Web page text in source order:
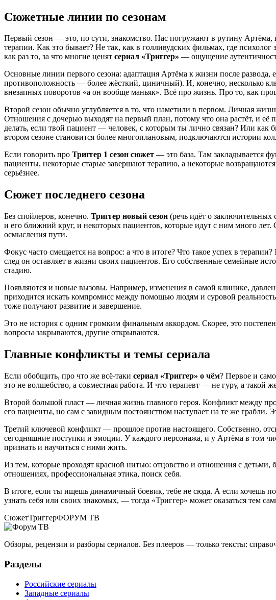
Сюжетные линии по сезонам
Первый сезон — это, по сути, знакомство. Нас погружают в рутину
терапии. Как это бывает? Не так, как в голливудских фильмах, где
как раз то, за что многие ценят сериал «Триггер» — ощущение
Основные линии первого сезона: адаптация Артёма к жизни после
противоположность — более жёсткий, циничный). И, конечно, несколько
внезапных поворотов «а он вообще маньяк». Всё про жизнь. Про то, как
Второй сезон обычно углубляется в то, что наметили в первом. Личная
Отношения с дочерью выходят на первый план, потому что она растёт, и
делать, если твой пациент — человек, с которым ты лично связан? Или
втором сезоне становится более многоплановым, подключаются истории
Если говорить про Триггер 1 сезон сюжет — это база. Там закладывается
пациенты, некоторые старые завершают терапию, а некоторые
серьёзнее.
Сюжет последнего сезона
Без спойлеров, конечно. Триггер новый сезон (речь идёт о
и его ближний круг, и некоторых пациентов, которые идут с ним много
осмысления пути.
Фокус часто смещается на вопрос: а что в итоге? Что такое успех в
след он оставляет в жизни своих пациентов. Его собственные семейные
стадию.
Появляются и новые вызовы. Например, изменения в самой клинике,
приходится искать компромисс между помощью людям и суровой
тоже получают развитие и завершение.
Это не история с одним громким финальным аккордом. Скорее, это
вопросы закрываются, другие открываются.
Главные конфликты и темы сериала
Если обобщить, про что же всё-таки сериал «Триггер» о чём? Первое и
это не волшебство, а совместная работа. И что терапевт — не гуру, а такой
Второй большой пласт — личная жизнь главного героя. Конфликт между
его пациенты, но сам с завидным постоянством наступает на те же грабли.
Третий ключевой конфликт — прошлое против настоящего. Собственно,
сегодняшние поступки и эмоции. У каждого персонажа, и у Артёма в том
признать и научиться с ними жить.
Из тем, которые проходят красной нитью: отцовство и отношения с
отношениях, профессиональная этика, поиск себя.
В итоге, если ты ищешь динамичный боевик, тебе не сюда. А если хочешь
узнать себя или своих знакомых, — тогда «Триггер» может оказаться тем
СюжетТриггерФОРУМ ТВ
Обзоры, рецензии и разборы сериалов. Без плееров — только тексты:
Разделы
Российские сериалы
Западные сериалы